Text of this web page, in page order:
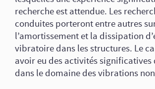
recherche est attendue. Les
conduites porteront entre autres
l’amortissement et la dissipation
vibratoire dans les structures. Le
avoir eu des activités significatives
dans le domaine des vibrations